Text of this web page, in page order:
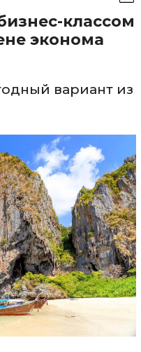
классом
эконома
вариант из